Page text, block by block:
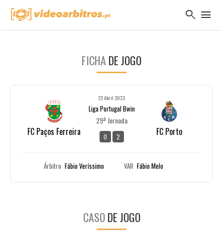
search menu
FICHA DE JOGO
FC Paços Ferreira
22 Abril 2023
Liga Portugal Bwin
29ª Jornada
0 2 FC Porto
Árbitro Fábio Veríssimo VAR Fábio Melo
CASODE JOGO